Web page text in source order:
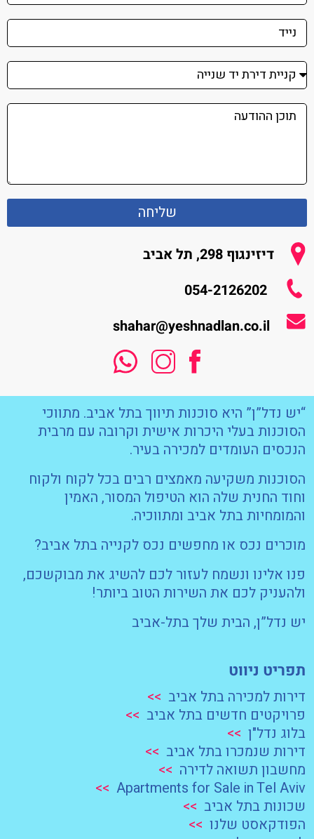
שליחה
דיזינגוף 298, תל אביב
054-2126202
shahar@yeshnadlan.co.il
“יש נדל”ן” היא סוכנות תיווך בתל אביב. מתווכי
הסוכנות בעלי היכרות אישית וקרובה עם מרבית
הנכסים העומדים למכירה בעיר.
הסוכנות משקיעה מאמצים רבים בכל לקוח ולקוח
וחוד החנית שלה הוא הטיפול המסור, האמין
והמומחיות בתל אביב ומתווכיה.
מוכרים נכס או מחפשים נכס לקנייה בתל אביב?
פנו אלינו ונשמח לעזור לכם להשיג את מבוקשכם,
ולהעניק לכם את השירות הטוב ביותר!
יש נדל”ן, הבית שלך בתל-אביב
תפריט ניווט
דירות למכירה בתל אביב >>
פרויקטים חדשים בתל אביב >>
בלוג נדל"ן
>>
דירות שנמכרו בתל אביב >>
מחשבון תשואה לדירה >>
Apartments for Sale in Tel Aviv
>>
שכונות בתל אביב >>
הפודקאסט שלנו
>>